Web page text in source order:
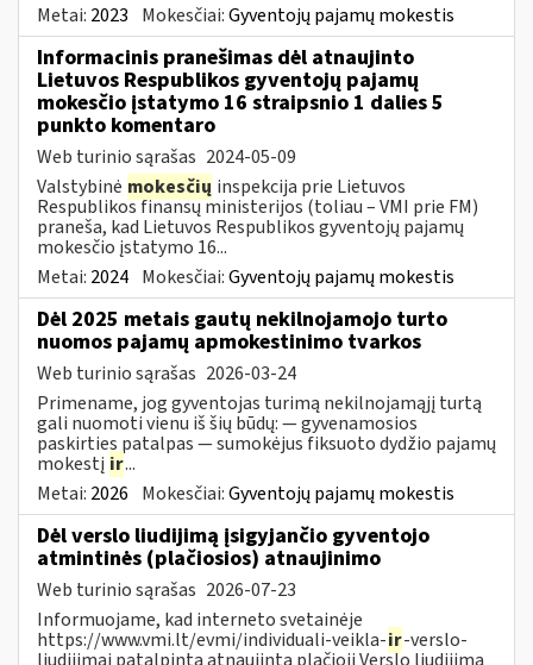
Metai: 2023 Mokesčiai:Gyventojų pajamų mokestis
Informacinis pranešimas dėl atnaujinto
Lietuvos Respublikos gyventojų pajamų
mokesčio įstatymo 16 straipsnio 1 dalies 5
punkto komentaro
Web turinio sąrašas 2024-05-09
Valstybinė mokesčių inspekcija prie Lietuvos
Respublikos finansų ministerijos (toliau – VMI prie FM)
praneša, kad Lietuvos Respublikos gyventojų pajamų
mokesčio įstatymo 16...
Metai: 2024 Mokesčiai:Gyventojų pajamų mokestis
Dėl 2025 metais gautų nekilnojamojo turto
nuomos pajamų apmokestinimo tvarkos
Web turinio sąrašas 2026-03-24
Primename, jog gyventojas turimą nekilnojamąjį turtą
gali nuomoti vienu iš šių būdų: — gyvenamosios
paskirties patalpas — sumokėjus fiksuoto dydžio pajamų
mokestį ir...
Metai: 2026 Mokesčiai:Gyventojų pajamų mokestis
Dėl verslo liudijimą įsigyjančio gyventojo
atmintinės (plačiosios) atnaujinimo
Web turinio sąrašas 2026-07-23
Informuojame, kad interneto svetainėje
https://www.vmi.lt/evmi/individuali-veikla-ir-verslo-
liudijimai patalpinta atnaujinta plačioji Verslo liudijimą